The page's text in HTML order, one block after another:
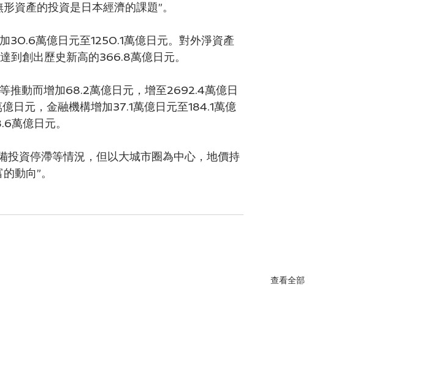
資產的投資是日本經濟的課題”。
30.6萬億日元至1250.1萬億日元。對外淨資產
到創出歷史新高的366.8萬億日元。
推動而增加68.2萬億日元，增至2692.4萬億日
日元，金融機構增加37.1萬億日元至184.1萬億
萬億日元。
資停滯等情況，但以大城市圈為中心，地價持
動向”。
查看全部